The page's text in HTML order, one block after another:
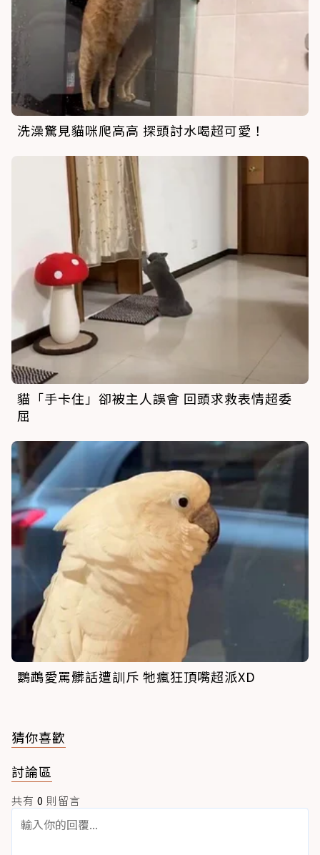
洗澡驚見貓咪爬高高 探頭討水喝超可愛！
貓「手卡住」卻被主人誤會 回頭求救表情超委
屈
鸚鵡愛罵髒話遭訓斥 牠瘋狂頂嘴超派XD
猜你喜歡
討論區
共有 0 則留言